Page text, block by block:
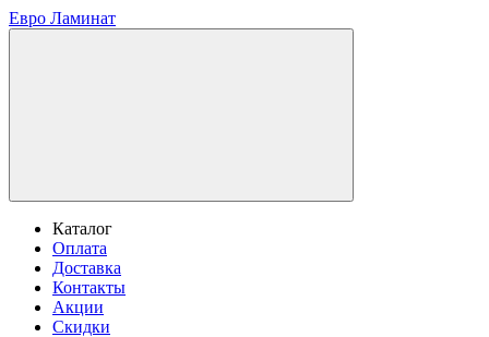
Евро Ламинат
Каталог
Оплата
Доставка
Контакты
Акции
Скидки